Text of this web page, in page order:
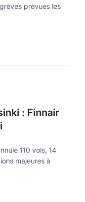
prévues les
: Finnair
110 vols, 14
majeures à